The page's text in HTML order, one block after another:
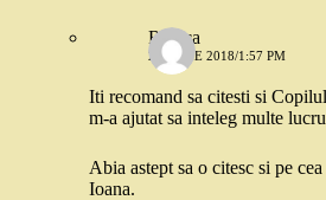
Raluca
29 IUNIE 2018/1:57 PM
Iti recomand sa citesti si
m-a ajutat sa inteleg multe
Abia astept sa o citesc si pe
Ioana.